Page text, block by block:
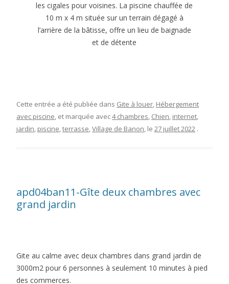
les cigales pour voisines. La piscine chauffée de
10 m x 4 m située sur un terrain dégagé à
l’arrière de la bâtisse, offre un lieu de baignade
et de détente
Cette entrée a été publiée dans Gite à louer, Hébergement
avec piscine, et marquée avec4 chambres, Chien, internet,
jardin, piscine,terrasse,Village de Banon, le 27 juillet 2022 .
apd04ban11-Gîte deux chambres avec
grand jardin
Gite au calme avec deux chambres dans grand jardin de
3000m2 pour 6 personnes à seulement 10 minutes à pied
des commerces.